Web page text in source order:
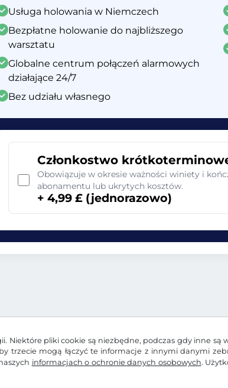
pliki cookie są niezbędne, podczas gdy inne są
trzecie mogą łączyć te informacje z innymi danymi
informacjach o ochronie danych osobowych.
Usługa holowania w Niemczech
Bezpłatne holowanie do najbliższego
warsztatu
Globalne centrum połączeń alarmowych
działające 24/7
Bez udziału własnego
Członkostwo
Obowiązuje w okresie ważności winiety i
abonamentu lub ukrytych kosztów.
+ 4,99 £ (jednorazowo)